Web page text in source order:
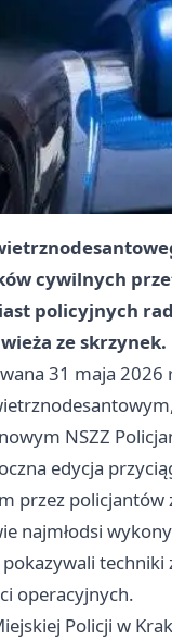
cywilnych
policyjnych
ze skrzynek.
31 maja
NSZZ
edycja
przez
najmłodsi
operacyjnych.
Policji w